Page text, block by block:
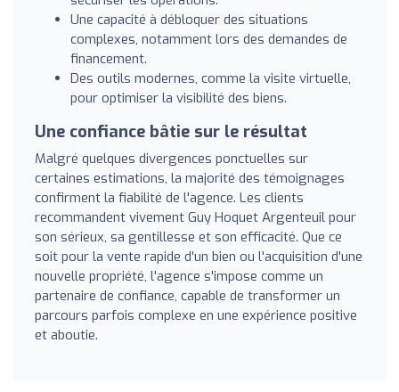
Une capacité à débloquer des situations
complexes, notamment lors des demandes de
financement.
Des outils modernes, comme la visite virtuelle,
pour optimiser la visibilité des biens.
Une confiance bâtie sur le résultat
Malgré quelques divergences ponctuelles sur
certaines estimations, la majorité des témoignages
confirment la fiabilité de l'agence. Les clients
recommandent vivement Guy Hoquet Argenteuil pour
son sérieux, sa gentillesse et son efficacité. Que ce
soit pour la vente rapide d'un bien ou l'acquisition d'une
nouvelle propriété, l'agence s'impose comme un
partenaire de confiance, capable de transformer un
parcours parfois complexe en une expérience positive
et aboutie.